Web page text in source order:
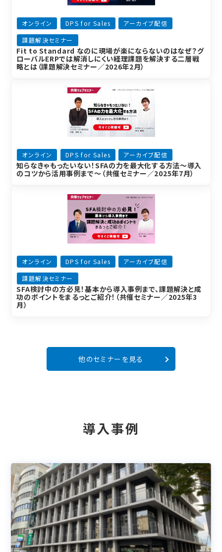
オンライン DPS for Sales
アーカイブ配信
課題解決セミナー
Fit to Standard なのに現場が楽にならないのはなぜ？グ
ローバルERPでは解消しにくい経理課題を解決する二層戦
略とは（課題解決セミナー／2026年2月）
オンライン DPS for Sales アーカイブ配信
知らなきゃもったいない！SFAの力を最大化する方法～導入
のコツから活用事例まで～（共催セミナー／2025年7月）
オンライン DPS for Sales
アーカイブ配信
課題解決セミナー
SFA検討中の方必見！基本から導入事例まで、課題解決と成
功のポイントをまるっとご紹介！（共催セミナー／2025年3
月）
他のセミナーを見る
導入事例